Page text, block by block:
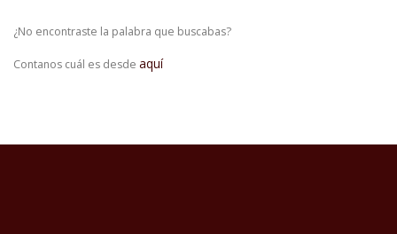
¿No encontraste la palabra que buscabas?
Contanos cuál es desde aquí